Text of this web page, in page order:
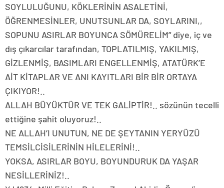
SOYLULUĞUNU, KÖKLERİNİN ASALETİNİ,
ÖĞRENMESİNLER, UNUTSUNLAR DA, SOYLARINI,,
SOPUNU ASIRLAR BOYUNCA SÖMÜRELİM” diye, iç ve
dış çıkarcılar tarafından, TOPLATILMIŞ, YAKILMIŞ,
GİZLENMİŞ, BASIMLARI ENGELLENMİŞ, ATATÜRK’E
AİT KİTAPLAR VE ANI KAYITLARI BİR BİR ORTAYA
ÇIKIYOR!..
ALLAH BÜYÜKTÜR VE TEK GALİPTİR!.. sözünün tecelli
ettiğine şahit oluyoruz!..
NE ALLAH’I UNUTUN, NE DE ŞEYTANIN YERYÜZÜ
TEMSİLCİSİLERİNİN HİLELERİNİ!..
YOKSA, ASIRLAR BOYU, BOYUNDURUK DA YAŞAR
NESİLLERİNİZ!..